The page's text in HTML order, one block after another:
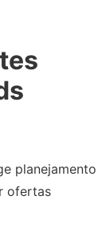
planejamento
ofertas